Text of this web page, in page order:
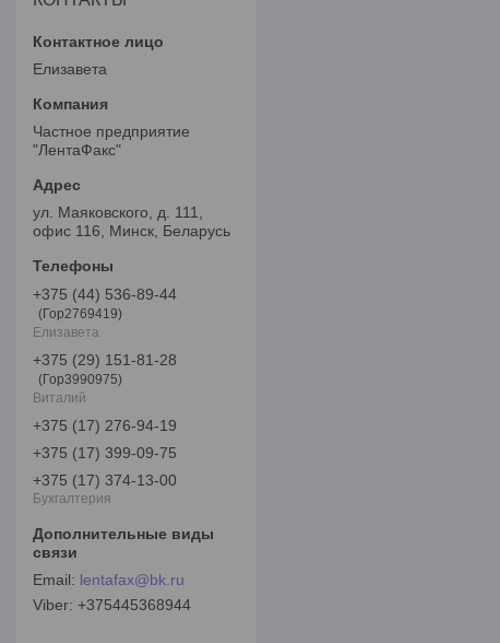
Елизавета
Частное предприятие
"ЛентаФакс"
ул. Маяковского, д. 111,
офис 116, Минск, Беларусь
+375 (44) 536-89-44
Гор2769419
Елизавета
+375 (29) 151-81-28
Гор3990975
Виталий
+375 (17) 276-94-19
+375 (17) 399-09-75
+375 (17) 374-13-00
Бухгалтерия
lentafax@bk.ru
+375445368944